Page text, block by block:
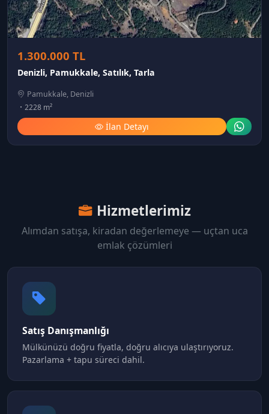
1.300.000 TL
Denizli, Pamukkale, Satılık, Tarla
Pamukkale, Denizli
2228 m²
İlan Detayı
Hizmetlerimiz
Alımdan satışa, kiradan değerlemeye — uçtan uca
emlak çözümleri
Satış Danışmanlığı
Mülkünüzü doğru fiyatla, doğru alıcıya ulaştırıyoruz.
Pazarlama + tapu süreci dahil.